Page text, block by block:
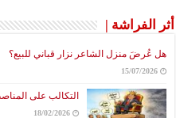
الفراشة |
عُرضَ منزل الشاعر نزار قباني للبيع؟
15/07/
التكالب على المناصب!
18/02/2026